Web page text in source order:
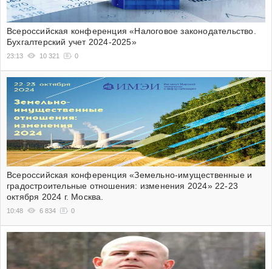
Всероссийская конференция «Налоговое законодательство.
Бухгалтерский учет 2024-2025»
23:13 10 321 0
Всероссийская конференция «Земельно-имущественные и
градостроительные отношения: изменения 2024» 22-23
октября 2024 г. Москва.
10:48 6 834 0